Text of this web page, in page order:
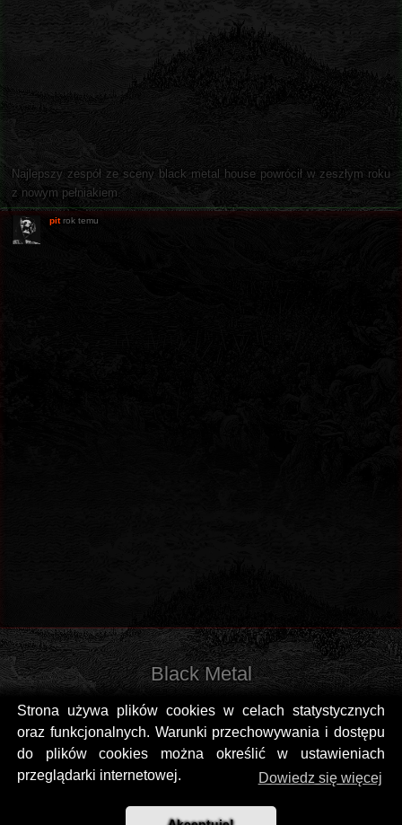
Strona używa plików cookies w celach statystycznych
oraz funkcjonalnych. Warunki przechowywania i dostępu
do plików cookies można określić w ustawieniach
przeglądarki internetowej.
Dowiedz się więcej
Najlepszy zespół ze sceny black metal house powrócił w zeszłym roku
z nowym pełniakiem.
pit rok temu
Black Metal